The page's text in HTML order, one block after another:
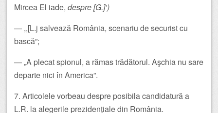
Mircea El iade, despre [G.]’)
— ,,[L.j salvează România, scenariu de securist cu
bască”;
— „A plecat spionul, a rămas trădătorul. Aşchia nu sare
departe nici în America”.
7. Articolele vorbeau despre posibila candidatură a
L.R. la alegerile prezidenţiale din România.